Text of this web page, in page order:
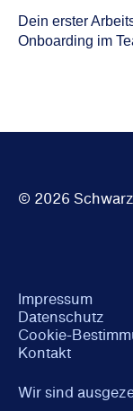
Dein erster
Onboarding im
© 2026
Impressum
Datenschutz
Cookie-
Kontakt
Wir sind